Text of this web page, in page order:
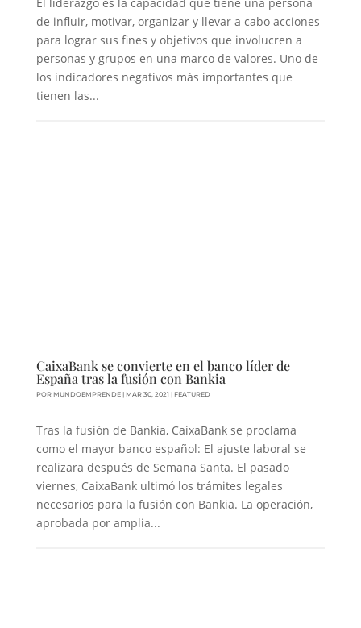
de influir, motivar, organizar y llevar a cabo acciones
para lograr sus fines y objetivos que involucren a
personas y grupos en una marco de valores. Uno de
los indicadores negativos más importantes que
tienen las...
CaixaBank se convierte en el banco líder de
España tras la fusión con Bankia
POR MUNDOEMPRENDE| MAR 30, 2021 | FEATURED
Tras la fusión de Bankia, CaixaBank se proclama
como el mayor banco español: El ajuste laboral se
realizara después de Semana Santa. El pasado
viernes, CaixaBank ultimó los trámites legales
necesarios para la fusión con Bankia. La operación,
aprobada por amplia...